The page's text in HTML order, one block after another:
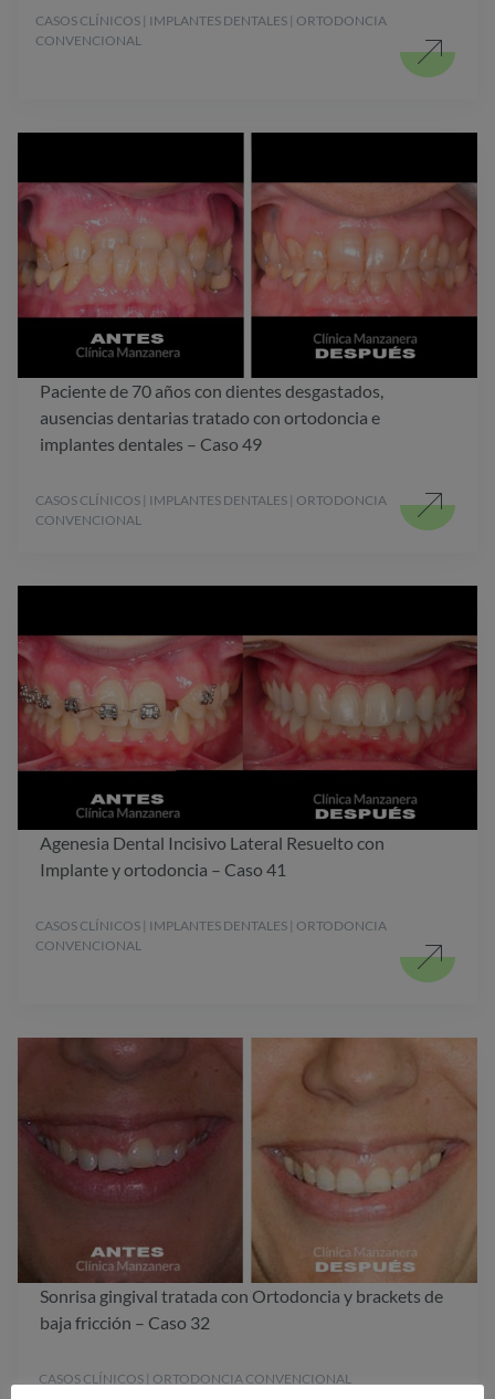
CASOS CLÍNICOS | IMPLANTES DENTALES | ORTODONCIA
CONVENCIONAL
Paciente de 70 años con dientes desgastados,
ausencias dentarias tratado con ortodoncia e
implantes dentales – Caso 49
CASOS CLÍNICOS | IMPLANTES DENTALES | ORTODONCIA
CONVENCIONAL
Agenesia Dental Incisivo Lateral Resuelto con
Implante y ortodoncia – Caso 41
CASOS CLÍNICOS | IMPLANTES DENTALES | ORTODONCIA
CONVENCIONAL
Sonrisa gingival tratada con Ortodoncia y brackets de
baja fricción – Caso 32
CASOS CLÍNICOS | ORTODONCIA CONVENCIONAL